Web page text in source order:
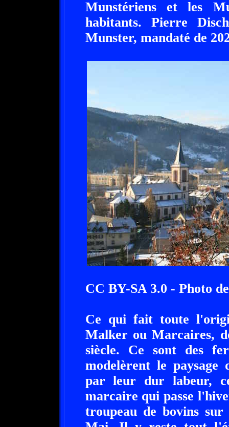
Munstériens et les
habitants. Pierre
Munster, mandaté de
CC BY-SA 3.0 - Photo
Ce qui fait toute
Malker ou Marcaires,
siècle. Ce sont des
modelèrent le paysage
par leur dur labeur,
marcaire qui passe
troupeau de bovins